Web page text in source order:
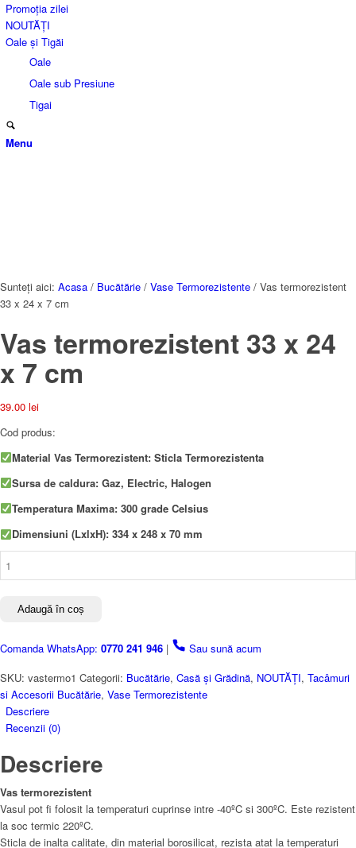
Promoția zilei
NOUTĂȚI
Oale și Tigăi
Oale
Oale sub Presiune
Tigai
Menu
Sunteți aici: Acasa / Bucătărie / Vase Termorezistente / Vas termorezistent
33 x 24 x 7 cm
Vas termorezistent 33 x 24
x 7 cm
39.00 lei
Cod produs:
Material Vas Termorezistent: Sticla Termorezistenta
Sursa de caldura: Gaz, Electric, Halogen
Temperatura Maxima: 300 grade Celsius
Dimensiuni (LxlxH): 334 x 248 x 70 mm
24
7
cm
Adaugă în coș
Comanda WhatsApp: 0770 241 946 |
Sau sună acum
SKU: vastermo1 Categorii: Bucătărie, Casă și Grădină, NOUTĂȚI, Tacâmuri
si Accesorii Bucătărie, Vase Termorezistente
Descriere
Recenzii (0)
Descriere
Vas termorezistent
Vasul pot fi folosit la temperaturi cuprinse intre -40ºC si 300ºC. Este rezistent
la soc termic 220ºC.
Sticla de inalta calitate, din material borosilicat, rezista atat la temperaturi